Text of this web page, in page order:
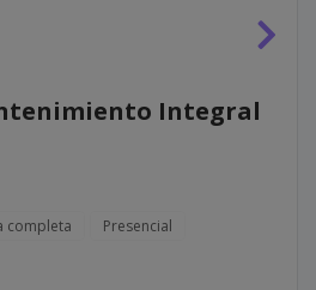
Integral
completa
Presencial